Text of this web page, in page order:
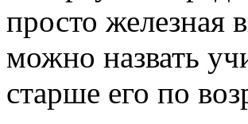
просто железная
можно назвать
старше его по